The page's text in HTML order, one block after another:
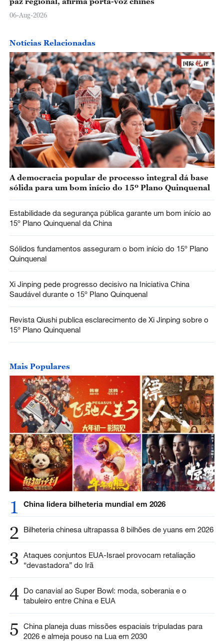
06-Aug-2026
Notícias Relacionadas
A democracia popular de processo integral dá base
sólida para um bom início do 15º Plano Quinquenal
Estabilidade da segurança pública garante um bom início ao
15º Plano Quinquenal da China
Sólidos fundamentos asseguram o bom início do 15º Plano
Quinquenal
Xi Jinping pede progresso decisivo na Iniciativa China
Saudável durante o 15º Plano Quinquenal
Revista Qiushi publica esclarecimento de Xi Jinping sobre o
15º Plano Quinquenal
Mais Populares
1 China lidera bilheteria mundial em 2026
2 Bilheteria chinesa ultrapassa 8 bilhões de yuans em 2026
3 Ataques conjuntos EUA-Israel provocam retaliação
“devastadora” do Irã
4 Do canavial ao Super Bowl: moda, soberania e o
tabuleiro entre China e EUA
5
China planeja duas missões espaciais tripuladas para
2026 e almeja pouso na Lua em 2030